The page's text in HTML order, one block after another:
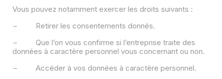
Vous pouvez notamment exercer les droits suivants :
− Retirer les consentements donnés.
− Que l’on vous confirme si l’entreprise traite des
données à caractère personnel vous concernant ou non.
− Accéder à vos données à caractère personnel.